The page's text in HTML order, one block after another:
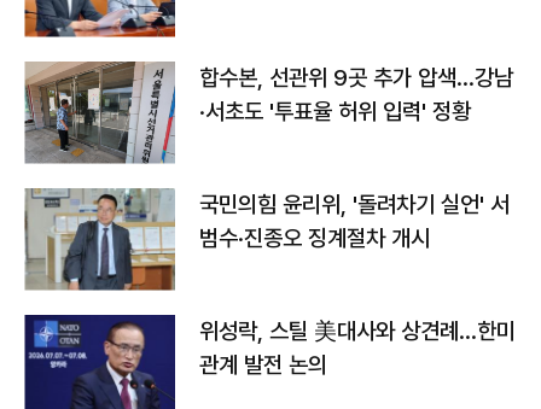
합수본, 선관위 9곳 추가 압색…강남
·서초도 '투표율 허위 입력' 정황
국민의힘 윤리위, '돌려차기 실언' 서
범수·진종오 징계절차 개시
위성락, 스틸 美대사와 상견례…한미
관계 발전 논의